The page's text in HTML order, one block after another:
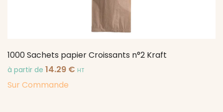
1000 Sachets papier Croissants n°2 Kraft
à partir de 14.29 € HT
Sur Commande